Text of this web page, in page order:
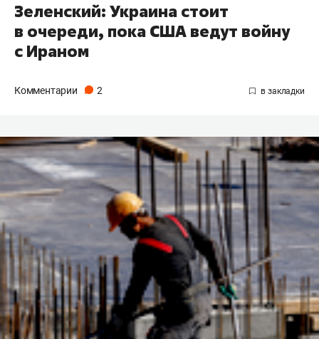
Зеленский: Украина стоит
в очереди, пока США ведут войну
с Ираном
Комментарии 2